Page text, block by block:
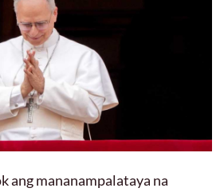
ang mananampalataya na